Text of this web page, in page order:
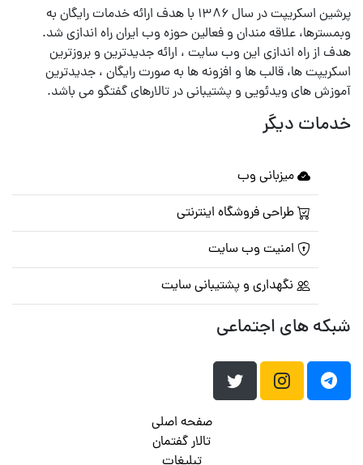
پرشین اسکریپت در سال ۱۳۸۶ با هدف ارائه خدمات رایگان به
وبمسترها، علاقه مندان و فعالین حوزه وب ایران راه اندازی شد.
هدف از راه اندازی این وب سایت ، ارائه جدیدترین و بروزترین
اسکریپت ها، قالب ها و افزونه ها به صورت رایگان ، جدیدترین
آموزش های ویدئویی و پشتیبانی در تالارهای گفتگو می باشد.
خدمات دیگر
میزبانی وب
طراحی فروشگاه اینترنتی
امنیت وب سایت
نگهداری و پشتیبانی سایت
شبکه های اجتماعی
صفحه اصلی
تالار گفتمان